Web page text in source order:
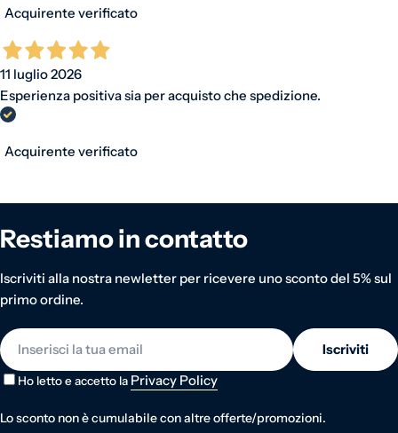
Acquirente verificato
11 luglio 2026
Esperienza positiva sia per acquisto che spedizione.
Acquirente verificato
Restiamo in contatto
Iscriviti alla nostra newletter per ricevere uno sconto del 5% sul
primo ordine.
E-mail
Iscriviti
Ho letto e accetto la Privacy Policy
Lo sconto non è cumulabile con altre offerte/promozioni.